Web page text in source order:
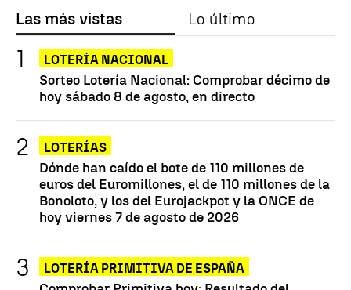
Las más vistas Lo último
LOTERÍA NACIONAL
Sorteo Lotería Nacional: Comprobar décimo de
hoy sábado 8 de agosto, en directo
LOTERÍAS
Dónde han caído el bote de 110 millones de
euros del Euromillones, el de 110 millones de la
Bonoloto, y los del Eurojackpot y la ONCE de
hoy viernes 7 de agosto de 2026
LOTERÍA PRIMITIVA DE ESPAÑA